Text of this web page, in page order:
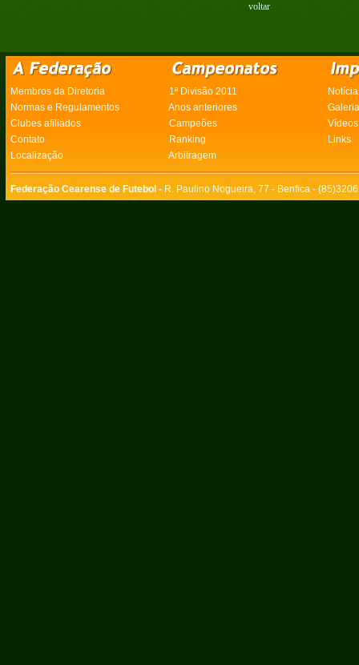
voltar
Membros da Diretoria 1ª Divisão 2011
Normas e Regulamentos
Anos anteriores
Clubes afiliados
Campeões
Vídeos
Contato
Ranking
Links
Localização
Arbitragem
Federação Cearense de Futebol - R. Paulino Nogueira, 77 - Benfica -